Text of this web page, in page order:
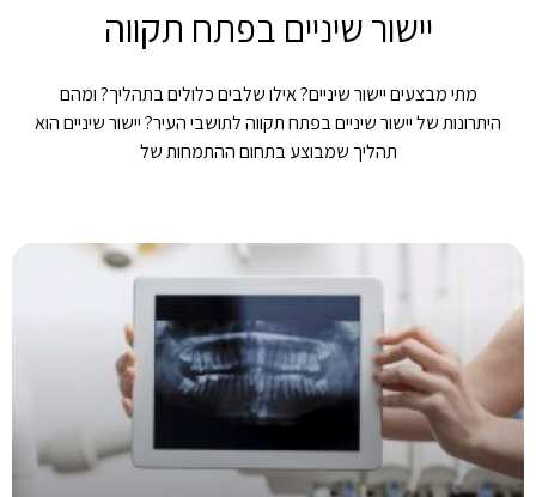
יישור שיניים בפתח תקווה
מתי מבצעים יישור שיניים? אילו שלבים כלולים בתהליך? ומהם
היתרונות של יישור שיניים בפתח תקווה לתושבי העיר? יישור שיניים הוא
תהליך שמבוצע בתחום ההתמחות של